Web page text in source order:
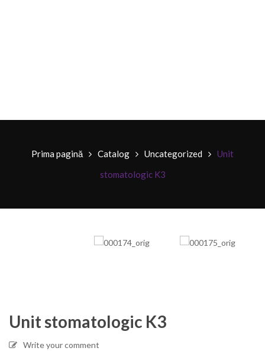
Prima pagină Catalog Uncategorized
Unit
stomatologic K3
Unit stomatologic K3
Write your comment